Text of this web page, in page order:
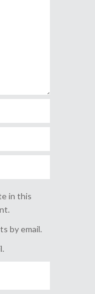
in this
by email.